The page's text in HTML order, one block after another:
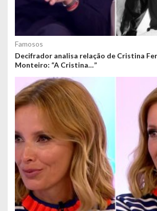
Famosos
Decifrador analisa relação de Cristina
Monteiro: “A Cristina…”